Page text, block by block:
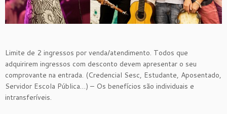
Limite de 2 ingressos por venda/atendimento. Todos que
adquirirem ingressos com desconto devem apresentar o seu
comprovante na entrada. (Credencial Sesc, Estudante, Aposentado,
Servidor Escola Pública…) – Os benefícios são individuais e
intransferíveis.